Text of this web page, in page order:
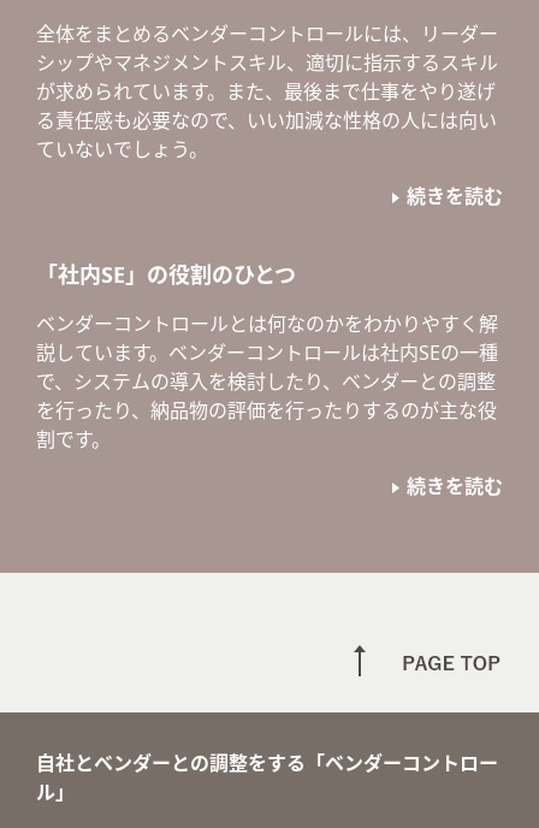
全体をまとめるベンダーコントロールには、リーダー
シップやマネジメントスキル、適切に指示するスキル
が求められています。また、最後まで仕事をやり遂げ
る責任感も必要なので、いい加減な性格の人には向い
ていないでしょう。
続きを読む
「社内SE」の役割のひとつ
ベンダーコントロールとは何なのかをわかりやすく解
説しています。ベンダーコントロールは社内SEの一種
で、システムの導入を検討したり、ベンダーとの調整
を行ったり、納品物の評価を行ったりするのが主な役
割です。
続きを読む
自社とベンダーとの調整をする「ベンダーコントロー
ル」